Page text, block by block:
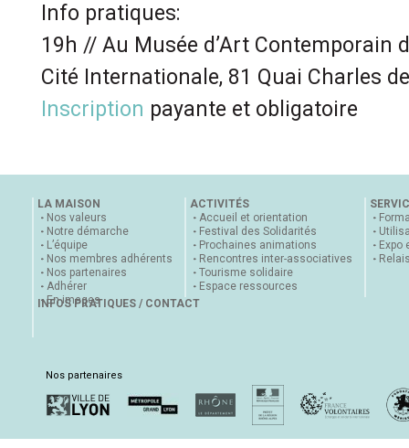
Info pratiques:
19h // Au Musée d’Art Contemporain
Cité Internationale, 81 Quai Charles
Inscription payante et obligatoire
LA MAISON
Nos valeurs
Notre démarche
L’équipe
Nos membres adhérents
Nos partenaires
Adhérer
En images
ACTIVITÉS
Accueil et orientation
Festival des Solidarités
Prochaines animations
Rencontres inter-associatives
Tourisme solidaire
Espace ressources
Expo
INFOS PRATIQUES / CONTACT
Nos partenaires